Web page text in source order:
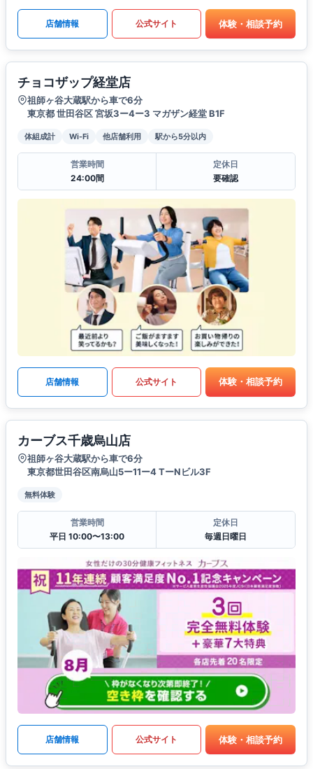
店舗情報 公式サイト 体験・相談予約
チョコザップ経堂店
祖師ヶ谷大蔵駅から車で6分
東京都 世田谷区 宮坂3ー4ー3 マガザン経堂 B1F
体組成計 Wi-Fi 他店舗利用 駅から5分以内
営業時間
24:00間
定休日
要確認
店舗情報 公式サイト 体験・相談予約
カーブス千歳烏山店
祖師ヶ谷大蔵駅から車で6分
東京都世田谷区南烏山5ー11ー4 TーNビル3F
無料体験
営業時間
平日 10:00〜13:00
定休日
毎週日曜日
店舗情報 公式サイト 体験・相談予約